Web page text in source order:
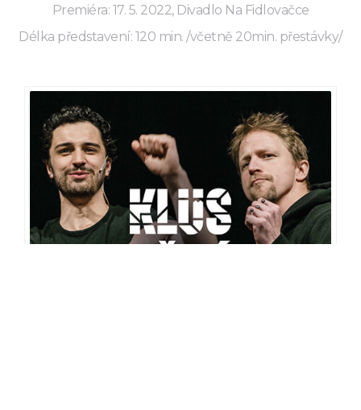
Premiéra: 17. 5. 2022, Divadlo Na Fidlovačce
Délka představení: 120 min. /včetně 20min. přestávky/